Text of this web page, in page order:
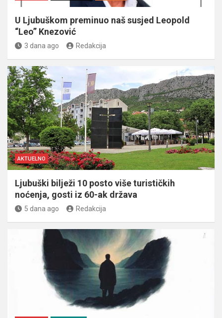
U Ljubuškom preminuo naš susjed Leopold
“Leo” Knezović
3 dana ago Redakcija
AKTUELNO
Ljubuški bilježi 10 posto više turističkih
noćenja, gosti iz 60-ak država
5 dana ago Redakcija